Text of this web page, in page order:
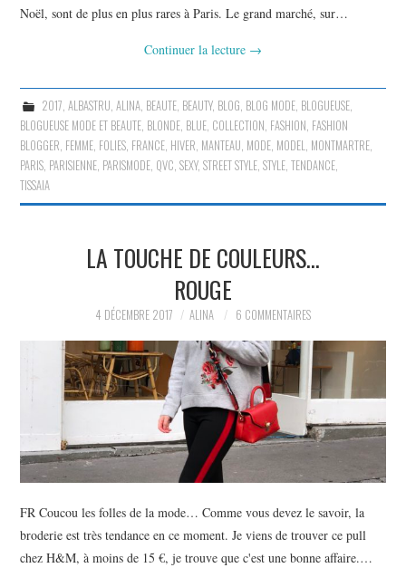
Noël, sont de plus en plus rares à Paris. Le grand marché, sur…
Continuer la lecture →
2017 ALBASTRU ALINA, BEAUTE, BEAUTY, BLOG BLOG MODE, BLOGUEUSE,
BLOGUEUSE MODE ET BEAUTE BLONDE BLUE COLLECTION FASHION FASHION
BLOGGER FEMME FOLIES FRANCE HIVER MANTEAU MODE MODEL MONTMARTRE
PARIS PARISIENNE PARISMODE QVC ,SEXY,STREET STYLE ,STYLE ,TENDANCE
TISSAIA
LA TOUCHE DE COULEURS…
ROUGE
4 DÉCEMBRE 2017 ALINA 6 COMMENTAIRES
FR Coucou les folles de la mode… Comme vous devez le savoir, la
broderie est très tendance en ce moment. Je viens de trouver ce pull
chez H&M, à moins de 15 €, je trouve que c'est une bonne affaire.…